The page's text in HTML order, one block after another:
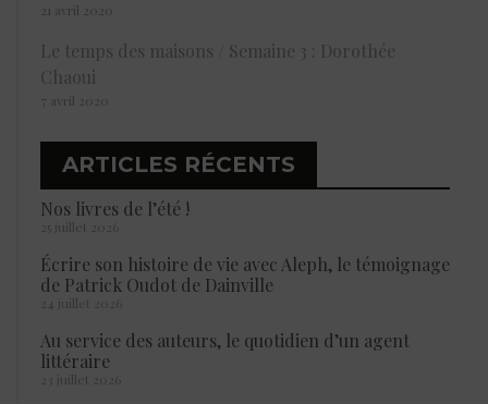
21 avril 2020
Le temps des maisons / Semaine 3 : Dorothée
Chaoui
7 avril 2020
ARTICLES RÉCENTS
Nos livres de l’été !
25 juillet 2026
Écrire son histoire de vie avec Aleph, le témoignage
de Patrick Oudot de Dainville
24 juillet 2026
Au service des auteurs, le quotidien d’un agent
littéraire
23 juillet 2026